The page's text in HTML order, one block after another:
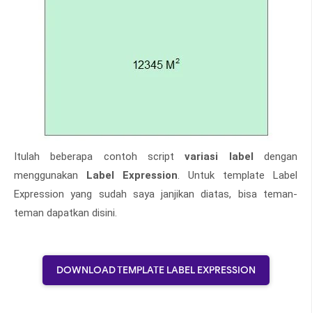
Itulah beberapa contoh scriptvariasi label dengan
menggunakan Label Expression. Untuk template Label
Expression yang sudah saya janjikan diatas, bisa teman-
teman dapatkan disini.
DOWNLOAD TEMPLATE LABEL EXPRESSION